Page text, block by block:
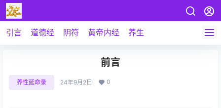
引言 道德经 阴符 黄帝内经 养生
前言
养性延命录 24年9月2日 0